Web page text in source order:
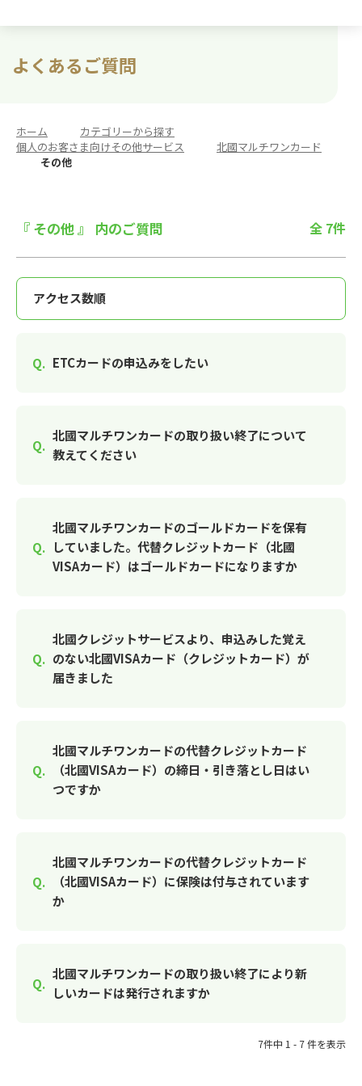
よくあるご質問
ホーム カテゴリーから探す
個人のお客さま向けその他サービス
北國マルチワンカード
その他
『 その他 』 内のご質問 全 7件
ETCカードの申込みをしたい
北國マルチワンカードの取り扱い終了について
教えてください
北國マルチワンカードのゴールドカードを保有
していました。代替クレジットカード（北國
VISAカード）はゴールドカードになりますか
北國クレジットサービスより、申込みした覚え
のない北國VISAカード（クレジットカード）が
届きました
北國マルチワンカードの代替クレジットカード
（北國VISAカード）の締日・引き落とし日はい
つですか
北國マルチワンカードの代替クレジットカード
（北國VISAカード）に保険は付与されています
か
北國マルチワンカードの取り扱い終了により新
しいカードは発行されますか
7件中 1 - 7 件を表示